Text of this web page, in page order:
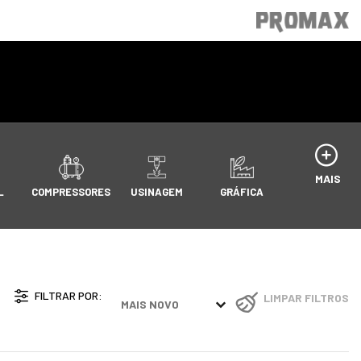
COMPRESSORES USINAGEM GRÁFICA
MAIS
FILTRAR POR: [ PRODUCT_LIST ] FILTER BY
SORT CONTENT LIMPAR FILTROS